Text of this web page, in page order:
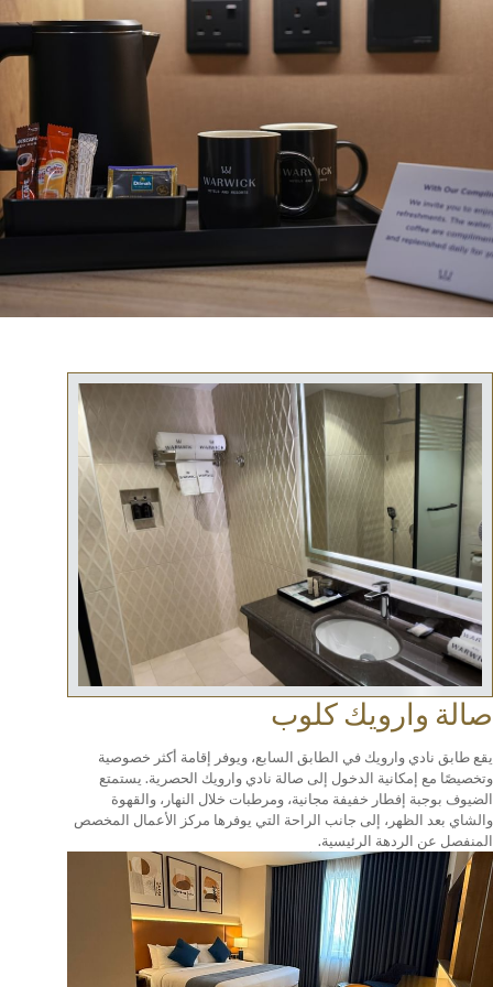
كلوب
في الطابق السابع، ويوفر إقامة أكثر خصوصية
الدخول إلى صالة نادي وارويك الحصرية. يستمتع
خفيفة مجانية، ومرطبات خلال النهار، والقهوة
إلى جانب الراحة التي يوفرها مركز الأعمال المخصص
الرئيسية.